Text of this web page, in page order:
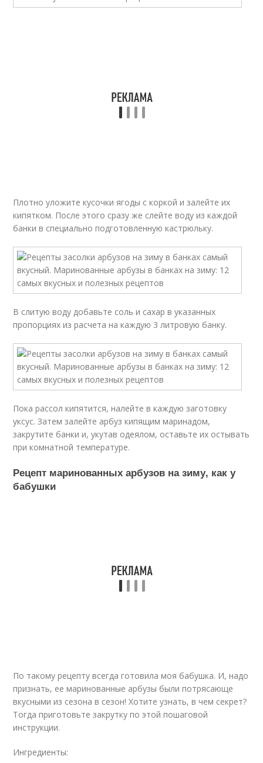
Плотно уложите кусочки ягоды с коркой и залейте их
кипятком. После этого сразу же слейте воду из каждой
банки в специально подготовленную кастрюльку.
В слитую воду добавьте соль и сахар в указанных
пропорциях из расчета на каждую 3 литровую банку.
Пока рассол кипятится, налейте в каждую заготовку
уксус. Затем залейте арбуз кипящим маринадом,
закрутите банки и, укутав одеялом, оставьте их остывать
при комнатной температуре.
Рецепт маринованных арбузов на зиму, как у
бабушки
По такому рецепту всегда готовила моя бабушка. И, надо
признать, ее маринованные арбузы были потрясающе
вкусными из сезона в сезон! Хотите узнать, в чем секрет?
Тогда приготовьте закрутку по этой пошаговой
инструкции.
Ингредиенты: